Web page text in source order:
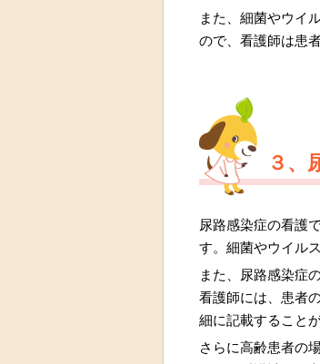
また、細菌やウイ
ので、看護師は患
３、
尿路感染症の看護
す。細菌やウイル
また、尿路感染症
看護師には、患者
細に記載すること
さらに高齢患者の